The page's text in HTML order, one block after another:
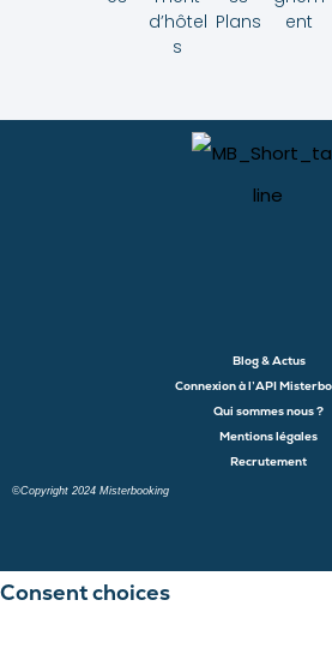
d’hôtel
s
Plans
ent
Blog & Actus
Connexion à l’API
Qui sommes nous ?
Mentions légales
Recrutement
©Copyright 2024 Misterbooking
Launch login modal
Launch register modal
Consent choices